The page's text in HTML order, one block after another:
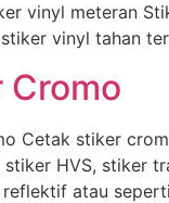
vinyl meteran
vinyl tahan
Cromo
Cetak stiker
HVS, stiker
reflektif atau